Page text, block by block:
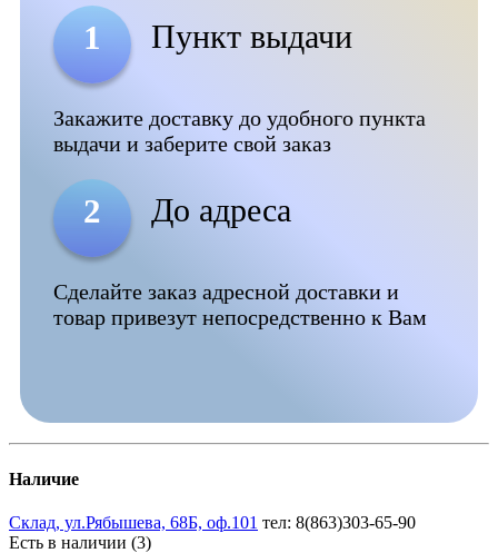
1 Пункт выдачи
Закажите доставку до удобного пункта
выдачи и заберите свой заказ
2 До адреса
Сделайте заказ адресной доставки и
товар привезут непосредственно к Вам
Наличие
Склад, ул.Рябышева, 68Б, оф.101 тел: 8(863)303-65-90
Есть в наличии (3)